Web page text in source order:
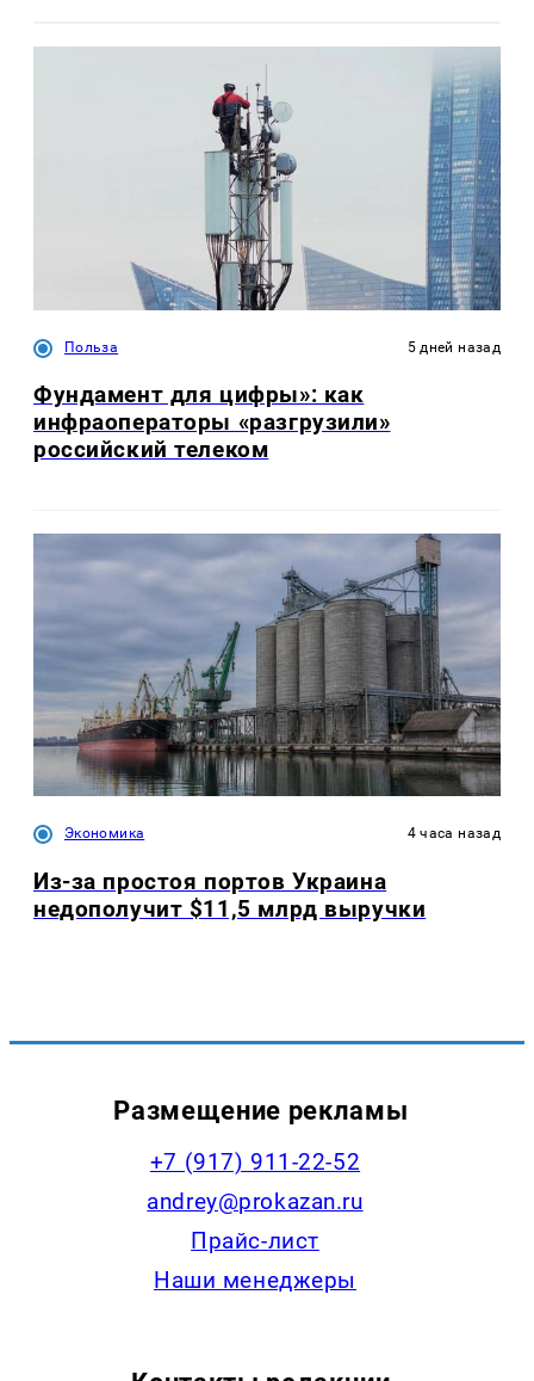
Польза 5 дней назад
Фундамент для цифры»: как
инфраоператоры «разгрузили»
российский телеком
Экономика 4 часа назад
Из-за простоя портов Украина
недополучит $11,5 млрд выручки
Размещение рекламы
+7 (917) 911-22-52
andrey@prokazan.ru
Прайс-лист
Наши менеджеры